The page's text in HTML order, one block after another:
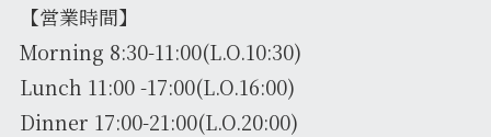
【営業時間】
Morning 8:30-11:00(L.O.10:30)
Lunch 11:00 -17:00(L.O.16:00)
Dinner 17:00-21:00(L.O.20:00)